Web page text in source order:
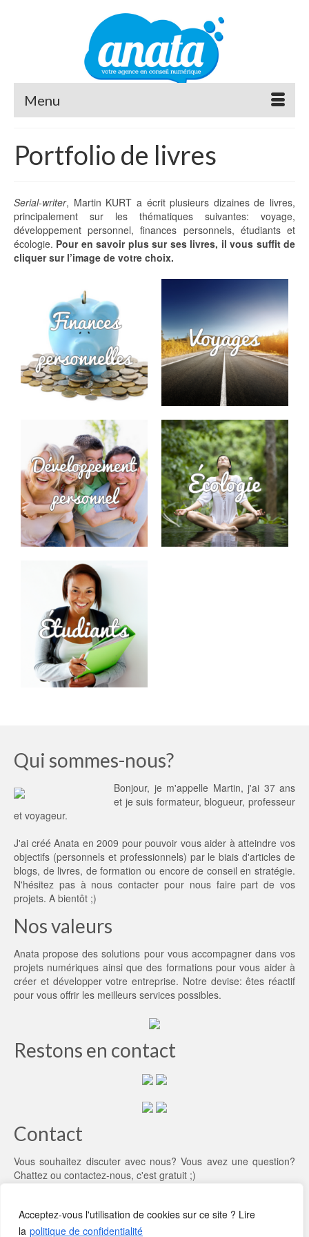
Acceptez-vous l'utilisation de cookies sur ce site ? Lire
la politique de confidentialité
Menu
Portfolio de livres
Serial-writer, Martin KURT a écrit plusieurs dizaines de livres,
principalement sur les thématiques suivantes: voyage,
développement personnel, finances personnels, étudiants et
écologie. Pour en savoir plus sur ses livres, il vous suffit de
cliquer sur l’image de votre choix.
Qui sommes-nous?
Bonjour, je m'appelle Martin, j'ai 37 ans
et je suis formateur, blogueur, professeur
et voyageur.
J'ai créé Anata en 2009 pour pouvoir vous aider à atteindre vos
objectifs (personnels et professionnels) par le biais d'articles de
blogs, de livres, de formation ou encore de conseil en stratégie.
N'hésitez pas à nous contacter pour nous faire part de vos
projets. A bientôt ;)
Nos valeurs
Anata propose des solutions pour vous accompagner dans vos
projets numériques ainsi que des formations pour vous aider à
créer et développer votre entreprise. Notre devise: êtes réactif
pour vous offrir les meilleurs services possibles.
Restons en contact
Contact
Vous souhaitez discuter avec nous? Vous avez une question?
Chattez ou contactez-nous, c'est gratuit ;)
Qui sommes-nous? CGV Rencontrons-nous